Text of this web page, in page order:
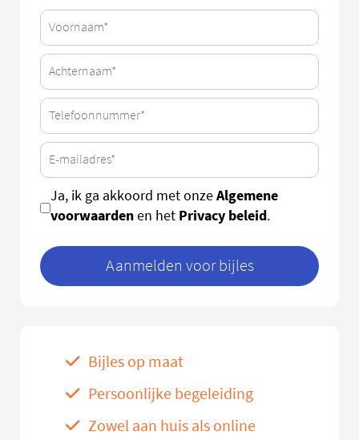
Ja, ik ga akkoord met onzeAlgemene
voorwaardenen het Privacy beleid.
Aanmelden voor bijles
Bijles op maat
Persoonlijke begeleiding
Zowel aan huis als online